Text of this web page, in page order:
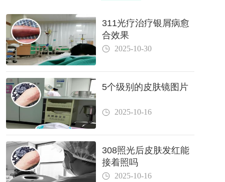
311光疗治疗银屑病愈
合效果
2025-10-30
5个级别的皮肤镜图片
2025-10-16
308照光后皮肤发红能
接着照吗
2025-10-16